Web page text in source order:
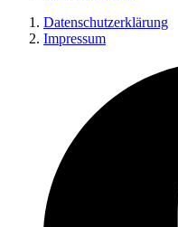
Datenschutzerklärung
Impressum